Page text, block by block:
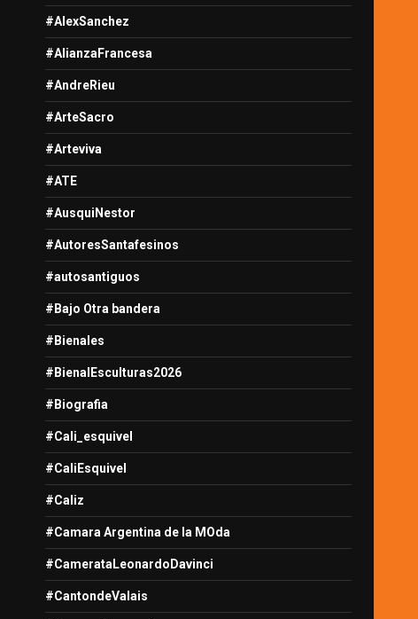
#AlexSanchez
#AlianzaFrancesa
#AndreRieu
#ArteSacro
#Arteviva
#ATE
#AusquiNestor
#AutoresSantafesinos
#autosantiguos
#Bajo Otra bandera
#Bienales
#BienalEsculturas2026
#Biografia
#Cali_esquivel
#CaliEsquivel
#Caliz
#Camara Argentina de la MOda
#CamerataLeonardoDavinci
#CantondeValais